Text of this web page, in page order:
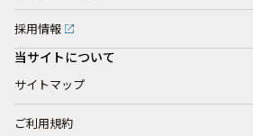
採用情報
当サイトについて
サイトマップ
ご利用規約